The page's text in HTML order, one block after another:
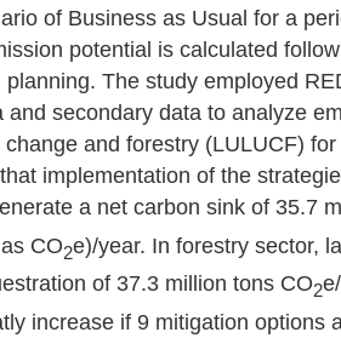
of Business as Usual for a
potential is calculated
The study employed
and secondary data to analyze
and forestry (LULUCF)
implementation of the
a net carbon sink of 35.7
CO2e)/year. In forestry sector,
of 37.3 million tons CO2
increase if 9 mitigation options